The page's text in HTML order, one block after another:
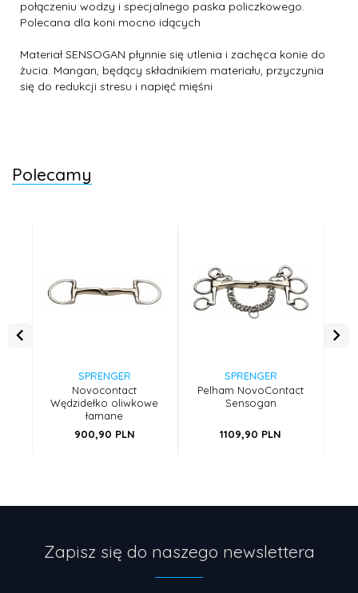
połączeniu wodzy i specjalnego paska policzkowego.
Polecana dla koni mocno idących
Materiał SENSOGAN płynnie się utlenia i zachęca konie do
żucia. Mangan, będący składnikiem materiału, przyczynia
się do redukcji stresu i napięć mięśni
Polecamy
SPRENGER
Novocontact
Wędzidełko oliwkowe
łamane
900,90 PLN
SPRENGER
Pelham NovoContact
Sensogan
1109,90 PLN
Zapisz się do naszego newslettera